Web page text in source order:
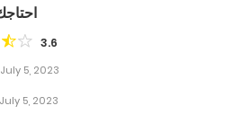
3.6
July 5, 2023
July 5, 2023